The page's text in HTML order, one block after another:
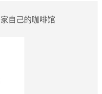
自己的咖啡馆